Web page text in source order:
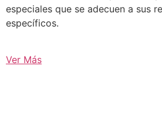
especiales que se adecuen a sus
específicos.
Ver Más